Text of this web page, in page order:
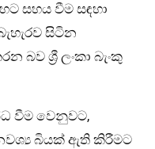
සහය වීම සඳහා
සිටින
බව ශ්‍රී ලංකා බැංකු
වීම වෙනුවට,
බියක් ඇති කිරීමට